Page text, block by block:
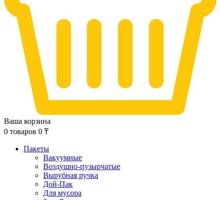
Ваша корзина
0 товаров 0 ₸
Пакеты
Вакуумные
Воздушно-пузырчатые
Вырубная ручка
Дой-Пак
Для мусора